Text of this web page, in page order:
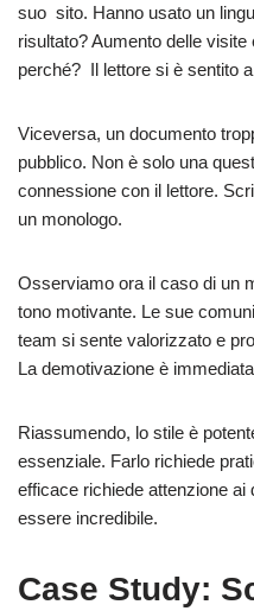
suo sito. Hanno usato un
risultato? Aumento delle
perché? Il lettore si è sentito
Viceversa, un documento
pubblico. Non è solo una
connessione con il lettore.
un monologo.
Osserviamo ora il caso di un
tono motivante. Le sue
team si sente valorizzato e
La demotivazione è
Riassumendo, lo stile è
essenziale. Farlo richiede
efficace richiede attenzione ai
essere incredibile.
Case Study: